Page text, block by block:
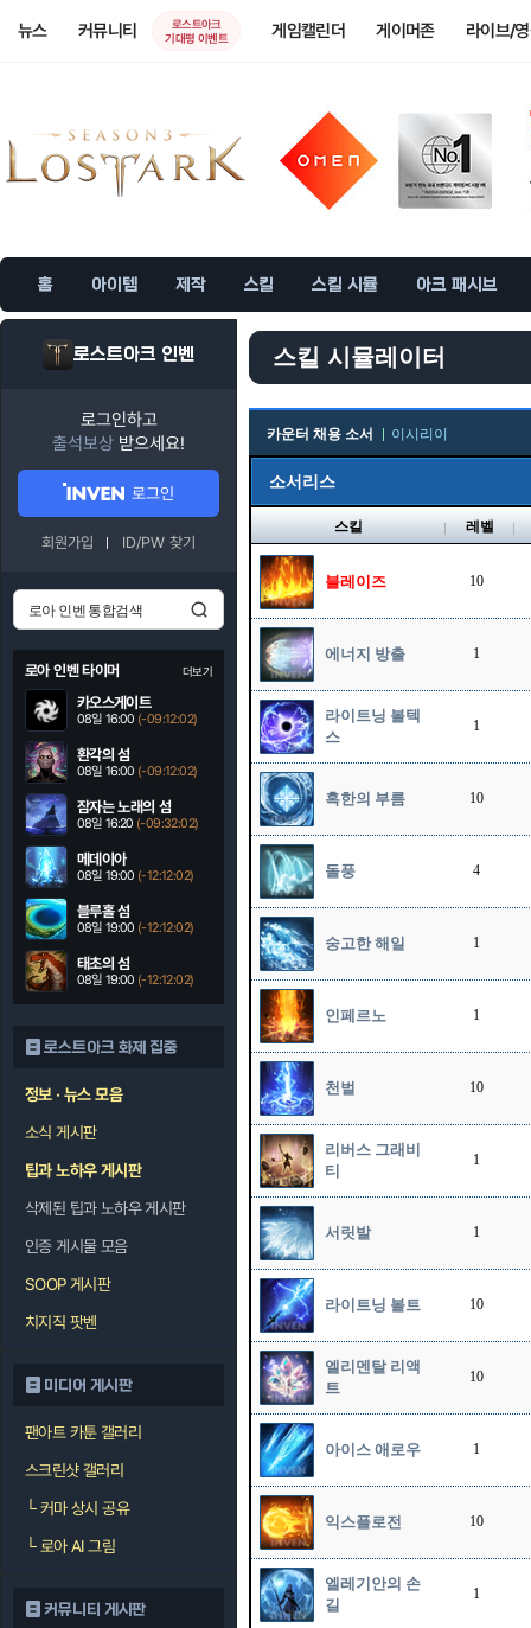
뉴스 커뮤니티
로스트아크
기대평 이벤트
게임캘린더 게이머존 라이브/
홈 아이템 제작 스킬 스킬 시뮬 아크 패시브
로스트아크 인벤
로그인하고
출석보상 받으세요!
로그인
회원가입 ID/PW 찾기
로아 인벤 타이머 더보기
카오스게이트
08일 16:00 (-09:12:01)
환각의 섬
08일 16:00 (-09:12:01)
잠자는 노래의 섬
08일 16:20 (-09:32:01)
메데이아
08일 19:00 (-12:12:01)
블루홀 섬
08일 19:00 (-12:12:01)
태초의 섬
08일 19:00 (-12:12:01)
로스트아크 화제 집중
정보 · 뉴스 모음
소식 게시판
팁과 노하우 게시판
삭제된 팁과 노하우 게시판
인증 게시물 모음
SOOP 게시판
치지직 팟벤
미디어 게시판
팬아트 카툰 갤러리
스크린샷 갤러리
└커마 상시 공유
└로아 AI 그림
커뮤니티 게시판
스킬 시뮬레이터
카운터 채용 소서 이시리이
소서리스
스킬 레벨
블레이즈 10
에너지 방출 1
라이트닝 볼텍
스
1
혹한의 부름 10
돌풍 4
숭고한 해일 1
인페르노 1
천벌 10
리버스 그래비
티
1
서릿발 1
라이트닝 볼트 10
엘리멘탈 리액
트
10
아이스 애로우 1
익스플로전 10
엘레기안의 손
길
1